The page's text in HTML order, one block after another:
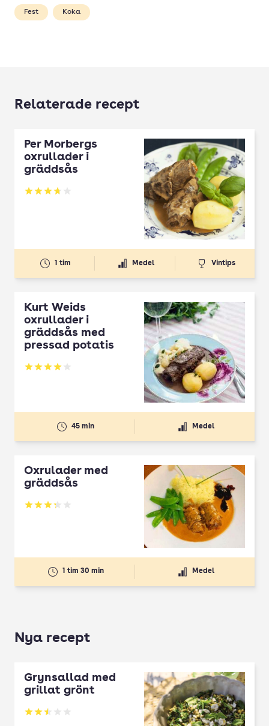
Fest Koka
Relaterade recept
Per Morbergs
oxrullader i
gräddsås
Betyg: 3.74 av 5
1 tim Medel Vintips
Kurt Weids
oxrullader i
gräddsås med
pressad potatis
Betyg: 4 av 5
45 min Medel
Oxrulader med
gräddsås
Betyg: 3.25 av 5
1 tim 30 min Medel
Nya recept
Grynsallad med
grillat grönt
Betyg: 2.5 av 5